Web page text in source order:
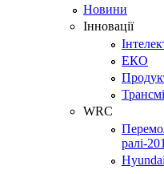
Новини
Інновації
ЕКО
WRC
ралі-